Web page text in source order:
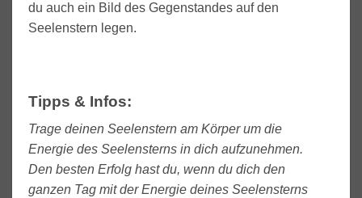
du auch ein Bild des Gegenstandes auf den
Seelenstern legen.
Tipps & Infos:
Trage deinen Seelenstern am Körper um die
Energie des Seelensterns in dich aufzunehmen.
Den besten Erfolg hast du, wenn du dich den
ganzen Tag mit der Energie deines Seelensterns